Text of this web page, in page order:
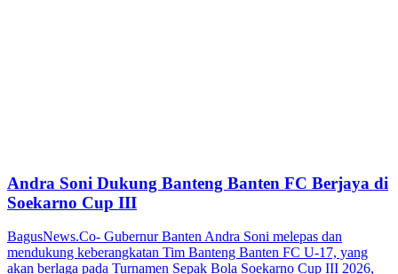
Andra Soni Dukung Banteng Banten FC Berjaya di
Soekarno Cup III
BagusNews.Co- Gubernur Banten Andra Soni melepas dan
mendukung keberangkatan Tim Banteng Banten FC U-17, yang
akan berlaga pada Turnamen Sepak Bola Soekarno Cup III 2026,